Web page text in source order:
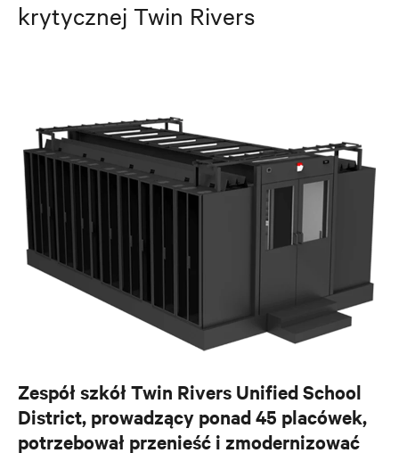
krytycznej Twin Rivers
Zespół szkół Twin Rivers Unified School
District, prowadzący ponad 45 placówek,
potrzebował przenieść i zmodernizować